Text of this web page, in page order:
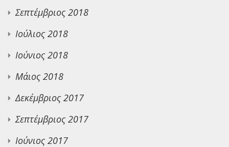
Σεπτέμβριος 2018
Ιούλιος 2018
Ιούνιος 2018
Μάιος 2018
Δεκέμβριος 2017
Σεπτέμβριος 2017
Ιούνιος 2017